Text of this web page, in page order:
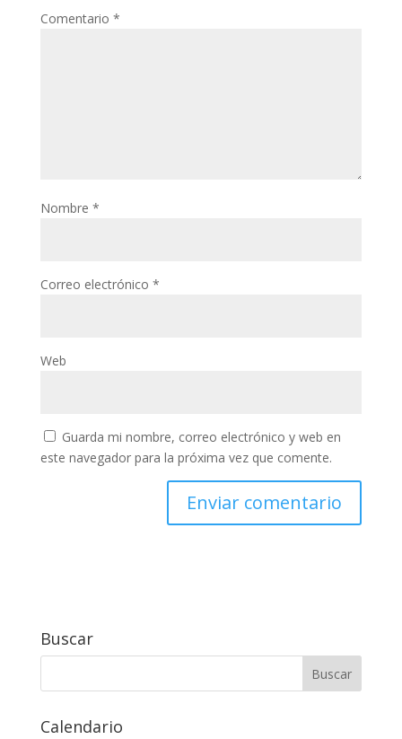
Comentario *
Nombre *
Correo electrónico *
Web
Guarda mi nombre, correo electrónico y web en
este navegador para la próxima vez que comente.
Buscar
Calendario